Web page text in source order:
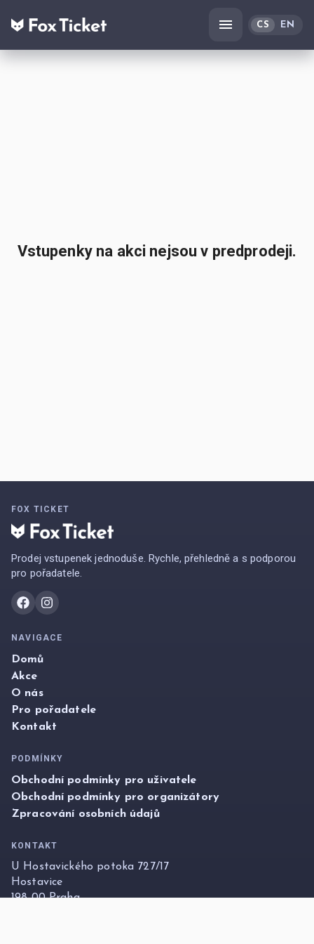
CS EN
Vstupenky na akci nejsou v predprodeji.
FOX TICKET
Prodej vstupenek jednoduše. Rychle, přehledně a s podporou
pro pořadatele.
NAVIGACE
Domů
Akce
O nás
Pro pořadatele
Kontakt
PODMÍNKY
Obchodní podmínky pro uživatele
Obchodní podmínky pro organizátory
Zpracování osobních údajů
KONTAKT
U Hostavického potoka 727/17
Hostavice
198 00 Praha